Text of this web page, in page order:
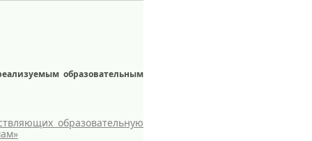
образовательным
образовательную